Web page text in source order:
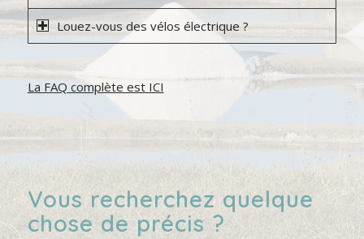
Louez-vous des vélos électrique ?
La FAQ complète est ICI
Vous recherchez quelque
chose de précis ?